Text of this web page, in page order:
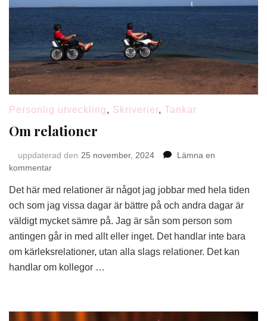
Personlig utveckling, Skriverier, Tankar
Om relationer
uppdaterad den 25 november, 2024
Lämna en
kommentarpå
relationer
Det här med relationer är något jag jobbar med hela tiden
och som jag vissa dagar är bättre på och andra dagar är
väldigt mycket sämre på. Jag är sån som person som
antingen går in med allt eller inget. Det handlar inte bara
om kärleksrelationer, utan alla slags relationer. Det kan
handlar om kollegor …